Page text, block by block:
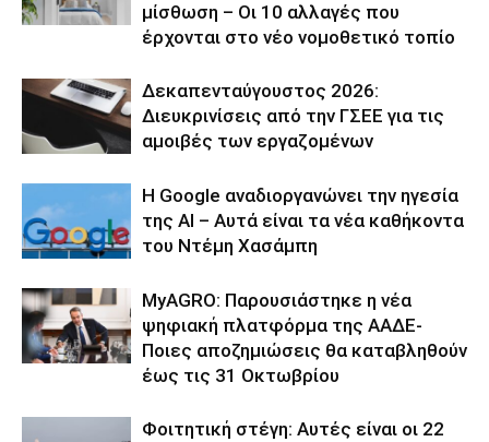
μίσθωση – Οι 10 αλλαγές που
έρχονται στο νέο νομοθετικό τοπίο
Δεκαπενταύγουστος 2026:
Διευκρινίσεις από την ΓΣΕΕ για τις
αμοιβές των εργαζομένων
Η Google αναδιοργανώνει την ηγεσία
της AI – Αυτά είναι τα νέα καθήκοντα
του Ντέμη Χασάμπη
ΜyAGRO: Παρουσιάστηκε η νέα
ψηφιακή πλατφόρμα της ΑΑΔΕ-
Ποιες αποζημιώσεις θα καταβληθούν
έως τις 31 Οκτωβρίου
Φοιτητική στέγη: Aυτές είναι οι 22